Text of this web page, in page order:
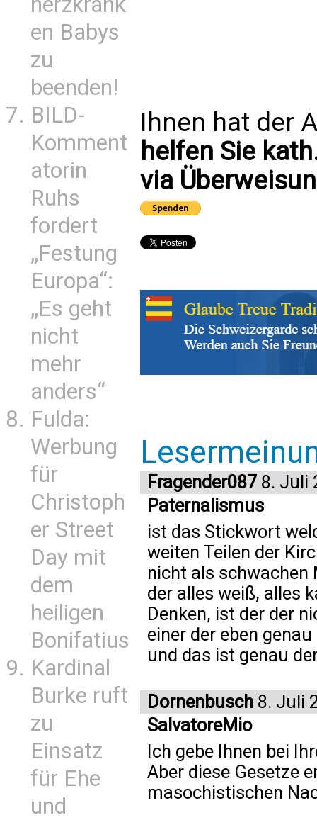
en Babys
zu
beenden!
BILD-
Komment
atorin
Ruhs
fordert
„Festung
Europa“:
„Es geht
nicht
mehr
anders“
Fulda:
Werbung
für
Christoph
er Street
Day mit
dem
heiligen
Bonifatius
Kardinal
Burke ruft
zu
Einsatz
für Ehe
und
Ihnen hat der
helfen Sie
via
Fragender087 8. Juli
Paternalismus
ist das Stickwort
weiten Teilen der
nicht als schwachen
der alles weiß, alles
Denken, ist der der
einer der eben
und das ist genau
Dornenbusch 8. Juli
SalvatoreMio
Ich gebe Ihnen bei
Aber diese Gesetze
masochistischen